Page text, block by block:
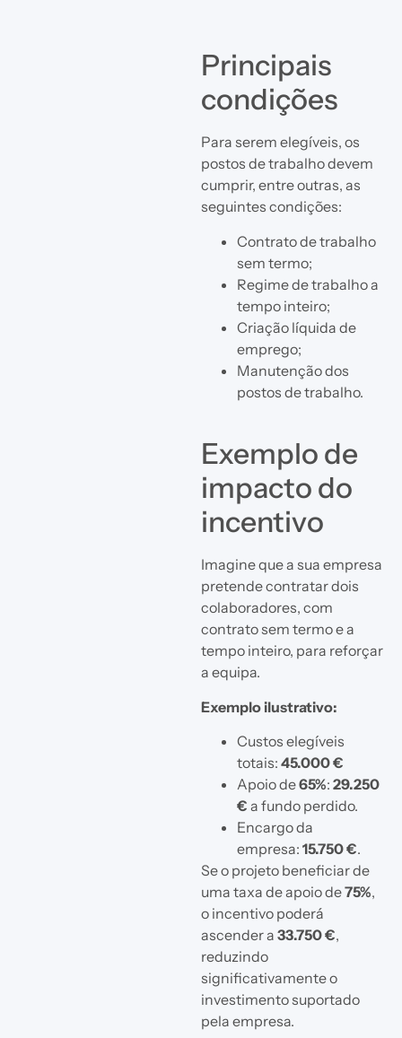
Principais
condições
Para serem elegíveis, os
postos de trabalho devem
cumprir, entre outras, as
seguintes condições:
Contrato de trabalho
sem termo;
Regime de trabalho a
tempo inteiro;
Criação líquida de
emprego;
Manutenção dos
postos de trabalho.
Exemplo de
impacto do
incentivo
Imagine que a sua empresa
pretende contratar dois
colaboradores, com
contrato sem termo e a
tempo inteiro, para reforçar
a equipa.
Exemplo ilustrativo:
Custos elegíveis
totais: 45.000 €
Apoio de65%: 29.250
€ a fundo perdido.
Encargo da
empresa: 15.750 €.
Se o projeto beneficiar de
uma taxa de apoio de75%,
o incentivo poderá
ascender a 33.750 €,
reduzindo
significativamente o
investimento suportado
pela empresa.